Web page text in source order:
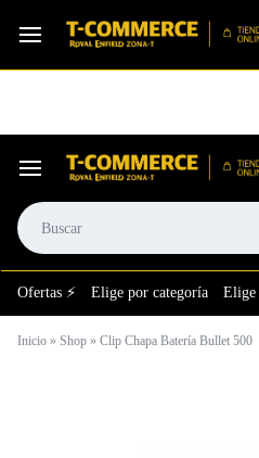
⚙️El taller más grande de LATAM
Ofertas ⚡ Elige por categoría Elige
Inicio » Shop » Clip Chapa Batería Bullet 500